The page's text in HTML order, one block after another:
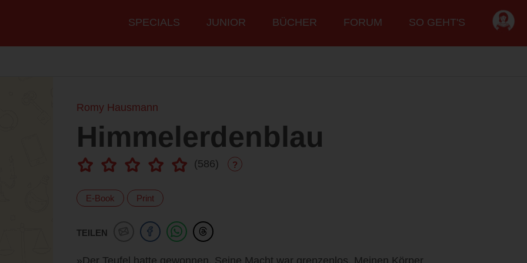
Hauptmenü
SPECIALS JUNIOR BÜCHER FORUM SO GEHT'S
Romy Hausmann
Himmelerdenblau
(586) ?
E-Book Print
TEILEN